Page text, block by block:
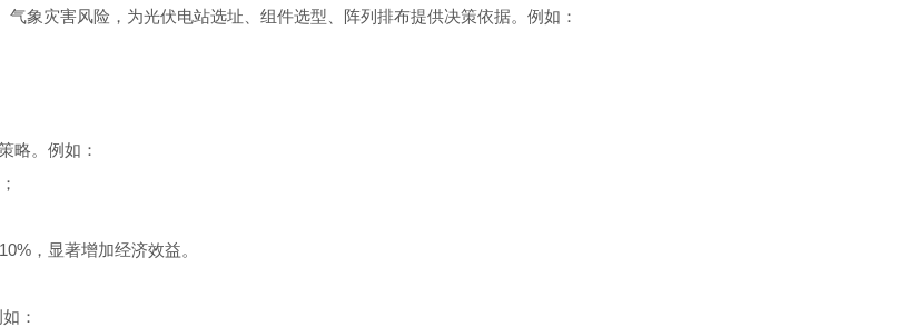
象灾害风险，为光伏电站选址、组件选型、阵列排布提供决策依据。例如：
略。例如：
，显著增加经济效益。
：